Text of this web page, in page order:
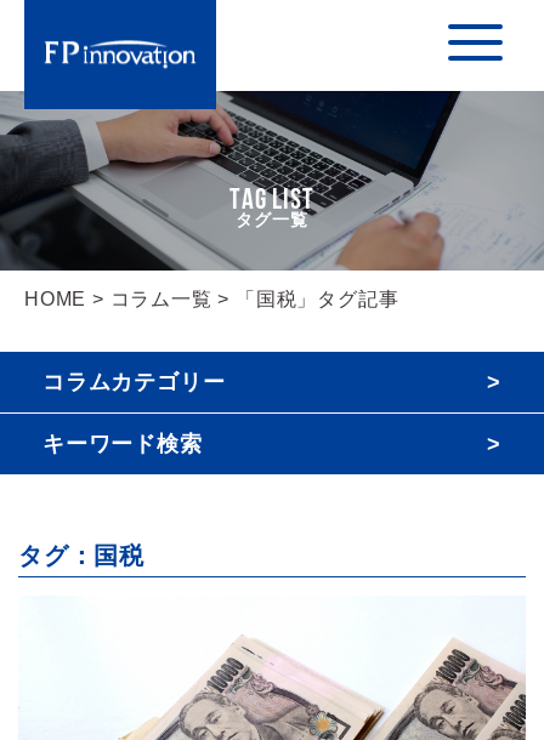
TAG LIST
HOME > コラム一覧 > 「国税」タグ記事
コラムカテゴリー
キーワード検索
タグ：国税